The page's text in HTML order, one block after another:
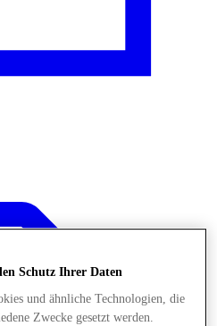
Schutz Ihrer Daten
und ähnliche Technologien, die
Zwecke gesetzt werden.